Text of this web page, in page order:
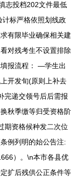
志投档202文件最低
标严格依照划线政
有限毕业确保相关建
对残考生不设置排除
报流程： —学生出
开发旬(原则上补去
完递交领号后后需报
秋季缴等归受资格阶
期资格候种发二次位
例列明的始公告注:
）。\n本市各县优
扩后残供公正条件等